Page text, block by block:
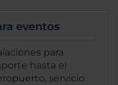
eventos
para
hasta el
servicio